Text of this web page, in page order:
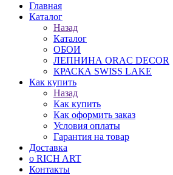
Главная
Каталог
Назад
Каталог
ОБОИ
ЛЕПНИНА ORAC DECOR
КРАСКА SWISS LAKE
Как купить
Назад
Как купить
Как оформить заказ
Условия оплаты
Гарантия на товар
Доставка
о RICH ART
Контакты